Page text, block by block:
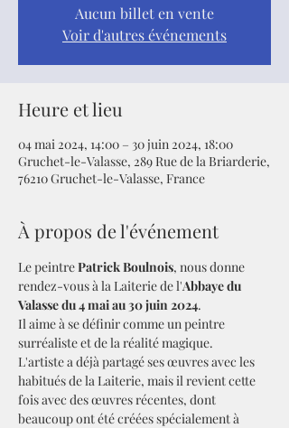
Aucun billet en vente
Voir d'autres événements
Heure et lieu
04 mai 2024, 14:00 – 30 juin 2024, 18:00
Gruchet-le-Valasse, 289 Rue de la Briarderie,
76210 Gruchet-le-Valasse, France
À propos de l'événement
Le peintre Patrick Boulnois, nous donne
rendez-vous à la Laiterie de l'Abbaye du
Valasse du 4 mai au 30 juin 2024.
Il aime à se définir comme un peintre
surréaliste et de la réalité magique.
L'artiste a déjà partagé ses œuvres avec les
habitués de la Laiterie, mais il revient cette
fois avec des œuvres récentes, dont
beaucoup ont été créées spécialement à